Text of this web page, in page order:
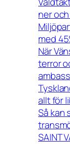
ner
med
När
terror
allt för
Så kan
SAINT